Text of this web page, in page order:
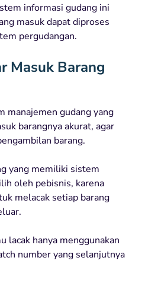
informasi gudang ini
masuk dapat diproses
pergudangan.
Masuk Barang
manajemen gudangyang
barangnyaakurat, agar
barang.
yang memiliki sistem
oleh pebisnis, karena
melacak setiap barang
.
lacak hanya menggunakan
number yang selanjutnya